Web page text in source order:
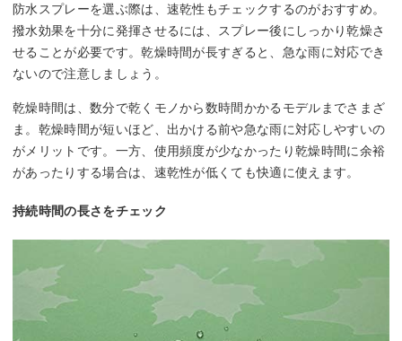
防水スプレーを選ぶ際は、速乾性もチェックするのがおすすめ。
撥水効果を十分に発揮させるには、スプレー後にしっかり乾燥さ
せることが必要です。乾燥時間が長すぎると、急な雨に対応でき
ないので注意しましょう。
乾燥時間は、数分で乾くモノから数時間かかるモデルまでさまざ
ま。乾燥時間が短いほど、出かける前や急な雨に対応しやすいの
がメリットです。一方、使用頻度が少なかったり乾燥時間に余裕
があったりする場合は、速乾性が低くても快適に使えます。
持続時間の長さをチェック